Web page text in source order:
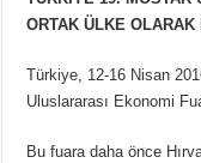
ORTAK ÜLKE OLARAK
Türkiye, 12-16 Nisan
Uluslararası Ekonomi
Bu fuara daha önce